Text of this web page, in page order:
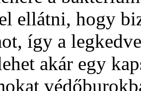
ellátni, hogy
így a
akár egy